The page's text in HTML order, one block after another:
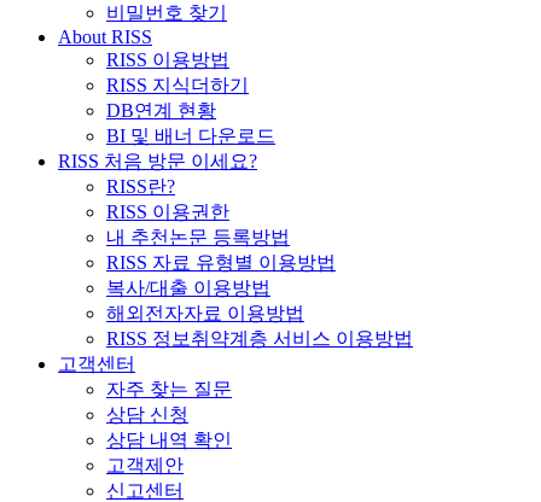
비밀번호 찾기
About RISS
RISS 이용방법
RISS 지식더하기
DB연계 현황
BI 및 배너 다운로드
RISS 처음 방문 이세요?
RISS란?
RISS 이용권한
내 추천논문 등록방법
RISS 자료 유형별 이용방법
복사/대출 이용방법
해외전자자료 이용방법
RISS 정보취약계층 서비스 이용방법
고객센터
자주 찾는 질문
상담 신청
상담 내역 확인
고객제안
신고센터